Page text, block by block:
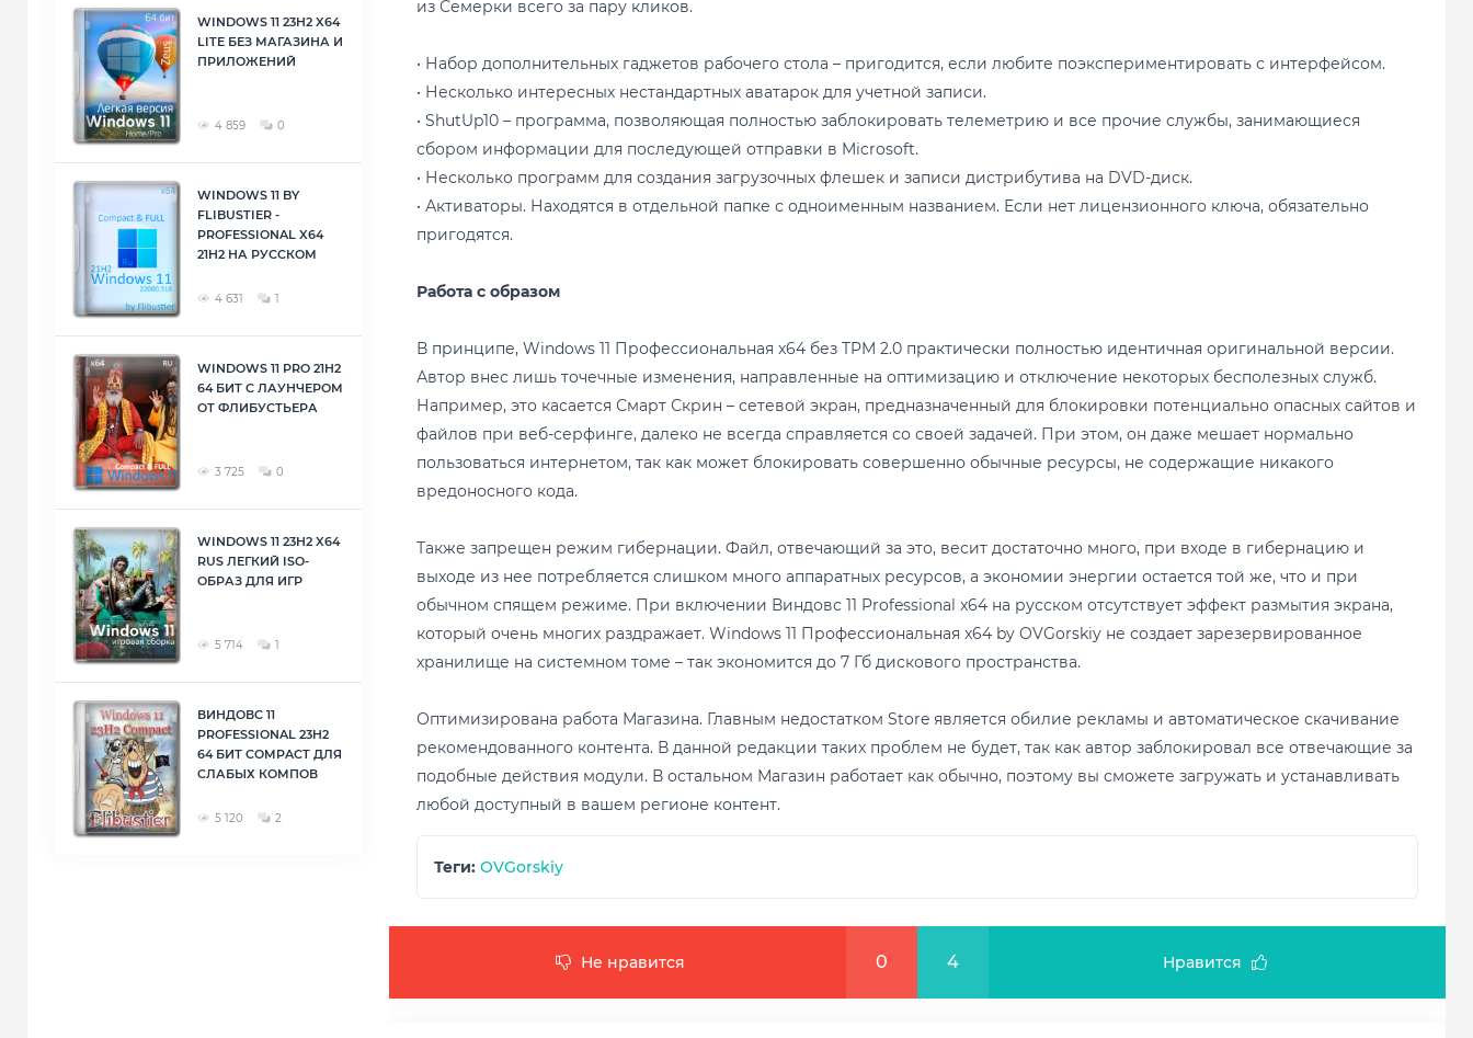
WINDOWS 11 23H2 X64
LITE БЕЗ МАГАЗИНА И
ПРИЛОЖЕНИЙ
4 859 0
WINDOWS 11 BY
FLIBUSTIER -
PROFESSIONAL X64
21H2 НА РУССКОМ
4 631 1
WINDOWS 11 PRO 21H2
64 БИТ С ЛАУНЧЕРОМ
ОТ ФЛИБУСТЬЕРА
3 725 0
WINDOWS 11 23H2 X64
RUS ЛЕГКИЙ ISO-
ОБРАЗ ДЛЯ ИГР
5 714 1
ВИНДОВС 11
PROFESSIONAL 23H2
64 БИТ COMPACT ДЛЯ
СЛАБЫХ КОМПОВ
5 120 2
из Семерки всего за пару кликов.
• Набор дополнительных гаджетов рабочего стола – пригодится, если любите поэкспериментировать с интерфейсом.
• Несколько интересных нестандартных аватарок для учетной записи.
• ShutUp10 – программа, позволяющая полностью заблокировать телеметрию и все прочие службы, занимающиеся
сбором информации для последующей отправки в Microsoft.
• Несколько программ для создания загрузочных флешек и записи дистрибутива на DVD-диск.
• Активаторы. Находятся в отдельной папке с одноименным названием. Если нет лицензионного ключа, обязательно
пригодятся.
Работа с образом
В принципе, Windows 11 Профессиональная x64 без TPM 2.0 практически полностью идентичная оригинальной версии.
Автор внес лишь точечные изменения, направленные на оптимизацию и отключение некоторых бесполезных служб.
Например, это касается Смарт Скрин – сетевой экран, предназначенный для блокировки потенциально опасных сайтов и
файлов при веб-серфинге, далеко не всегда справляется со своей задачей. При этом, он даже мешает нормально
пользоваться интернетом, так как может блокировать совершенно обычные ресурсы, не содержащие никакого
вредоносного кода.
Также запрещен режим гибернации. Файл, отвечающий за это, весит достаточно много, при входе в гибернацию и
выходе из нее потребляется слишком много аппаратных ресурсов, а экономии энергии остается той же, что и при
обычном спящем режиме. При включении Виндовс 11 Professional x64 на русском отсутствует эффект размытия экрана,
который очень многих раздражает. Windows 11 Профессиональная x64 by OVGorskiy не создает зарезервированное
хранилище на системном томе – так экономится до 7 Гб дискового пространства.
Оптимизирована работа Магазина. Главным недостатком Store является обилие рекламы и автоматическое скачивание
рекомендованного контента. В данной редакции таких проблем не будет, так как автор заблокировал все отвечающие за
подобные действия модули. В остальном Магазин работает как обычно, поэтому вы сможете загружать и устанавливать
любой доступный в вашем регионе контент.
Теги: OVGorskiy
Не нравится 0 4 Нравится